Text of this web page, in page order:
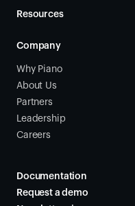
Resources
Company
Why Piano
About Us
Partners
Leadership
Careers
Documentation
Request a demo